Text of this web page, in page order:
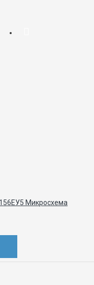
Микросхема